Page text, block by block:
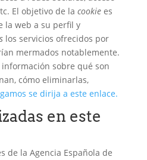
El objetivo de la cookiees
la web a su perfil y
los servicios ofrecidos por
mermados notablemente.
sobre qué son
cómo eliminarlas,
se dirija a este enlace.
en este
de la Agencia Española de